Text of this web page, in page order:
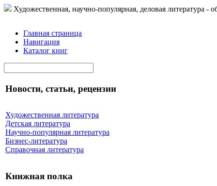
Художественная, научно-популярная, деловая литература -
Главная страница
Навигация
Каталог книг
Новости, статьи, рецензии
Художественная литература
Детская литература
Научно-популярная литература
Бизнес-литература
Справочная литература
Книжная полка